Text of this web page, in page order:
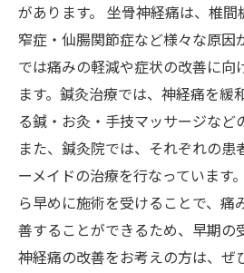
があります。 坐骨神経痛は、椎
窄症・仙腸関節症など様々な原因
では痛みの軽減や症状の改善に向
ます。鍼灸治療では、神経痛を緩
る鍼・お灸・手技マッサージなど
また、鍼灸院では、それぞれの患
ーメイドの治療を行なっています
ら早めに施術を受けることで、痛
善することができるため、早期の
神経痛の改善をお考えの方は、ぜ